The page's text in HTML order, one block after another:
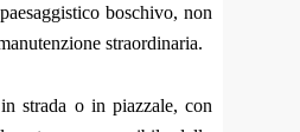
boschivo, non
straordinaria.
strada o in piazzale, con